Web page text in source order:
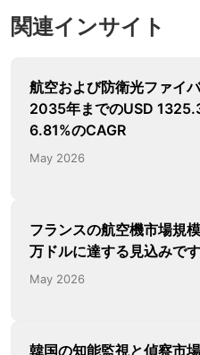
関連インサイト
航空および防衛光ファイ
2035年までのUSD
6.81%のCAGR
May 2026
フランスの航空機市場規
万ドルに達する見込みで
May 2026
韓国の知能監視と偵察市